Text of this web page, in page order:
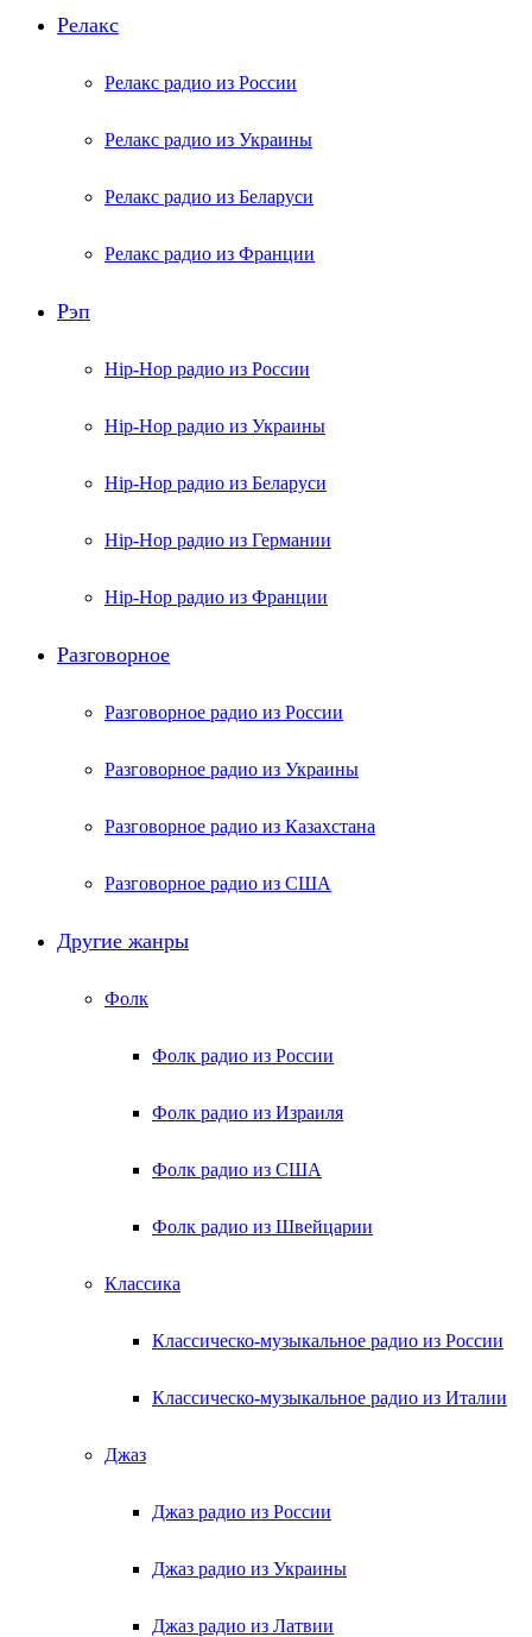
Релакс
Релакс радио из России
Релакс радио из Украины
Релакс радио из Беларуси
Релакс радио из Франции
Рэп
Hip-Hop радио из России
Hip-Hop радио из Украины
Hip-Hop радио из Беларуси
Hip-Hop радио из Германии
Hip-Hop радио из Франции
Разговорное
Разговорное радио из России
Разговорное радио из Украины
Разговорное радио из Казахстана
Разговорное радио из США
Другие жанры
Фолк
Фолк радио из России
Фолк радио из Израиля
Фолк радио из США
Фолк радио из Швейцарии
Классика
Классическо-музыкальное радио из России
Классическо-музыкальное радио из Италии
Джаз
Джаз радио из России
Джаз радио из Украины
Джаз радио из Латвии